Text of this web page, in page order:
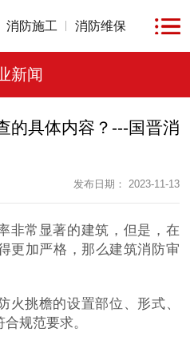
消防施工 消防维保
新闻
的具体内容？---国晋消
发布日期： 2023-11-13
非常显著的建筑，但是，在
更加严格，那么建筑消防审
火挑檐的设置部位、形式、
规范要求。